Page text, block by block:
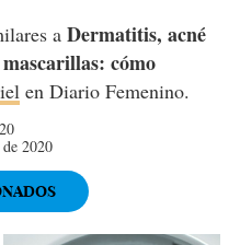
a Dermatitis, acné
cómo
en Diario Femenino.
2020